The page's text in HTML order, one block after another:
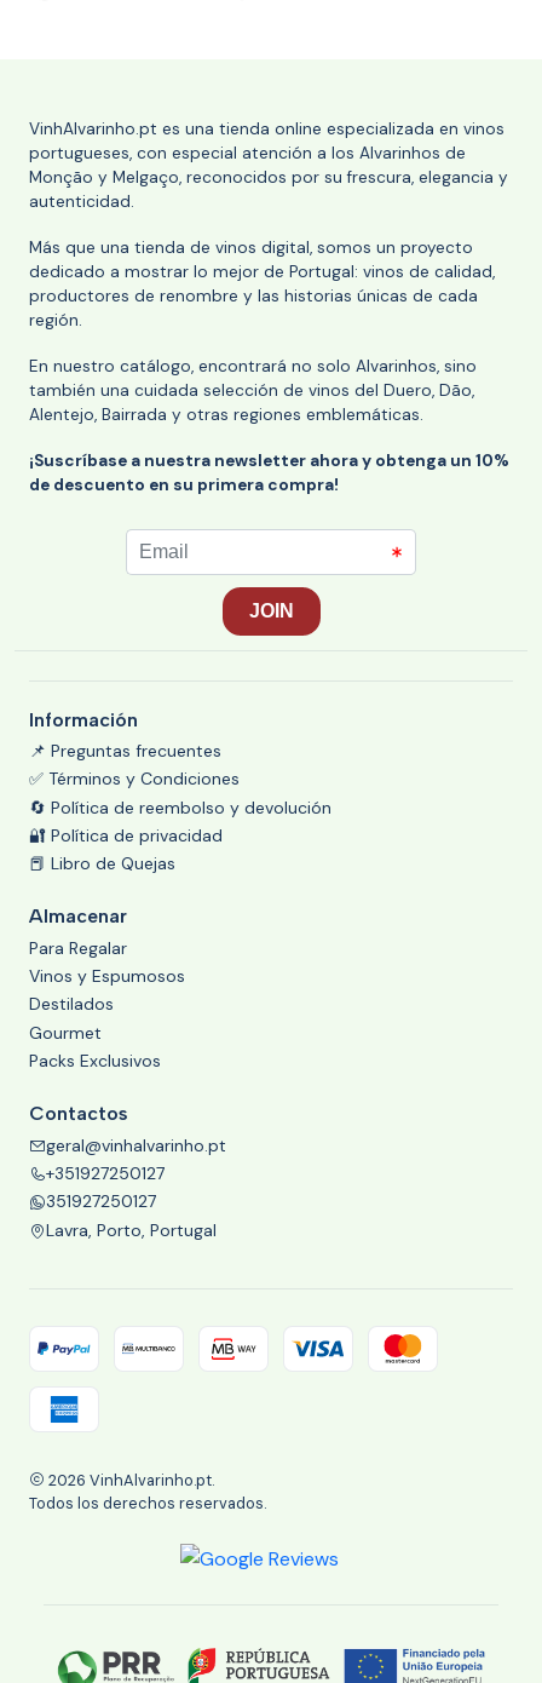
VinhAlvarinho.pt es una tienda online especializada en vinos
portugueses, con especial atención a los Alvarinhos de
Monção y Melgaço, reconocidos por su frescura, elegancia y
autenticidad.
Más que una tienda de vinos digital, somos un proyecto
dedicado a mostrar lo mejor de Portugal: vinos de calidad,
productores de renombre y las historias únicas de cada
región.
En nuestro catálogo, encontrará no solo Alvarinhos, sino
también una cuidada selección de vinos del Duero, Dão,
Alentejo, Bairrada y otras regiones emblemáticas.
¡Suscríbase a nuestra newsletter ahora y obtenga un 10%
de descuento en su primera compra!
Información
📌 Preguntas frecuentes
✅ Términos y Condiciones
🔄 Política de reembolso y devolución
🔐 Política de privacidad
📕 Libro de Quejas
Almacenar
Para Regalar
Vinos y Espumosos
Destilados
Gourmet
Packs Exclusivos
Contactos
geral@vinhalvarinho.pt
+351927250127
351927250127
Lavra, Porto, Portugal
2026 VinhAlvarinho.pt.
Todos los derechos reservados.